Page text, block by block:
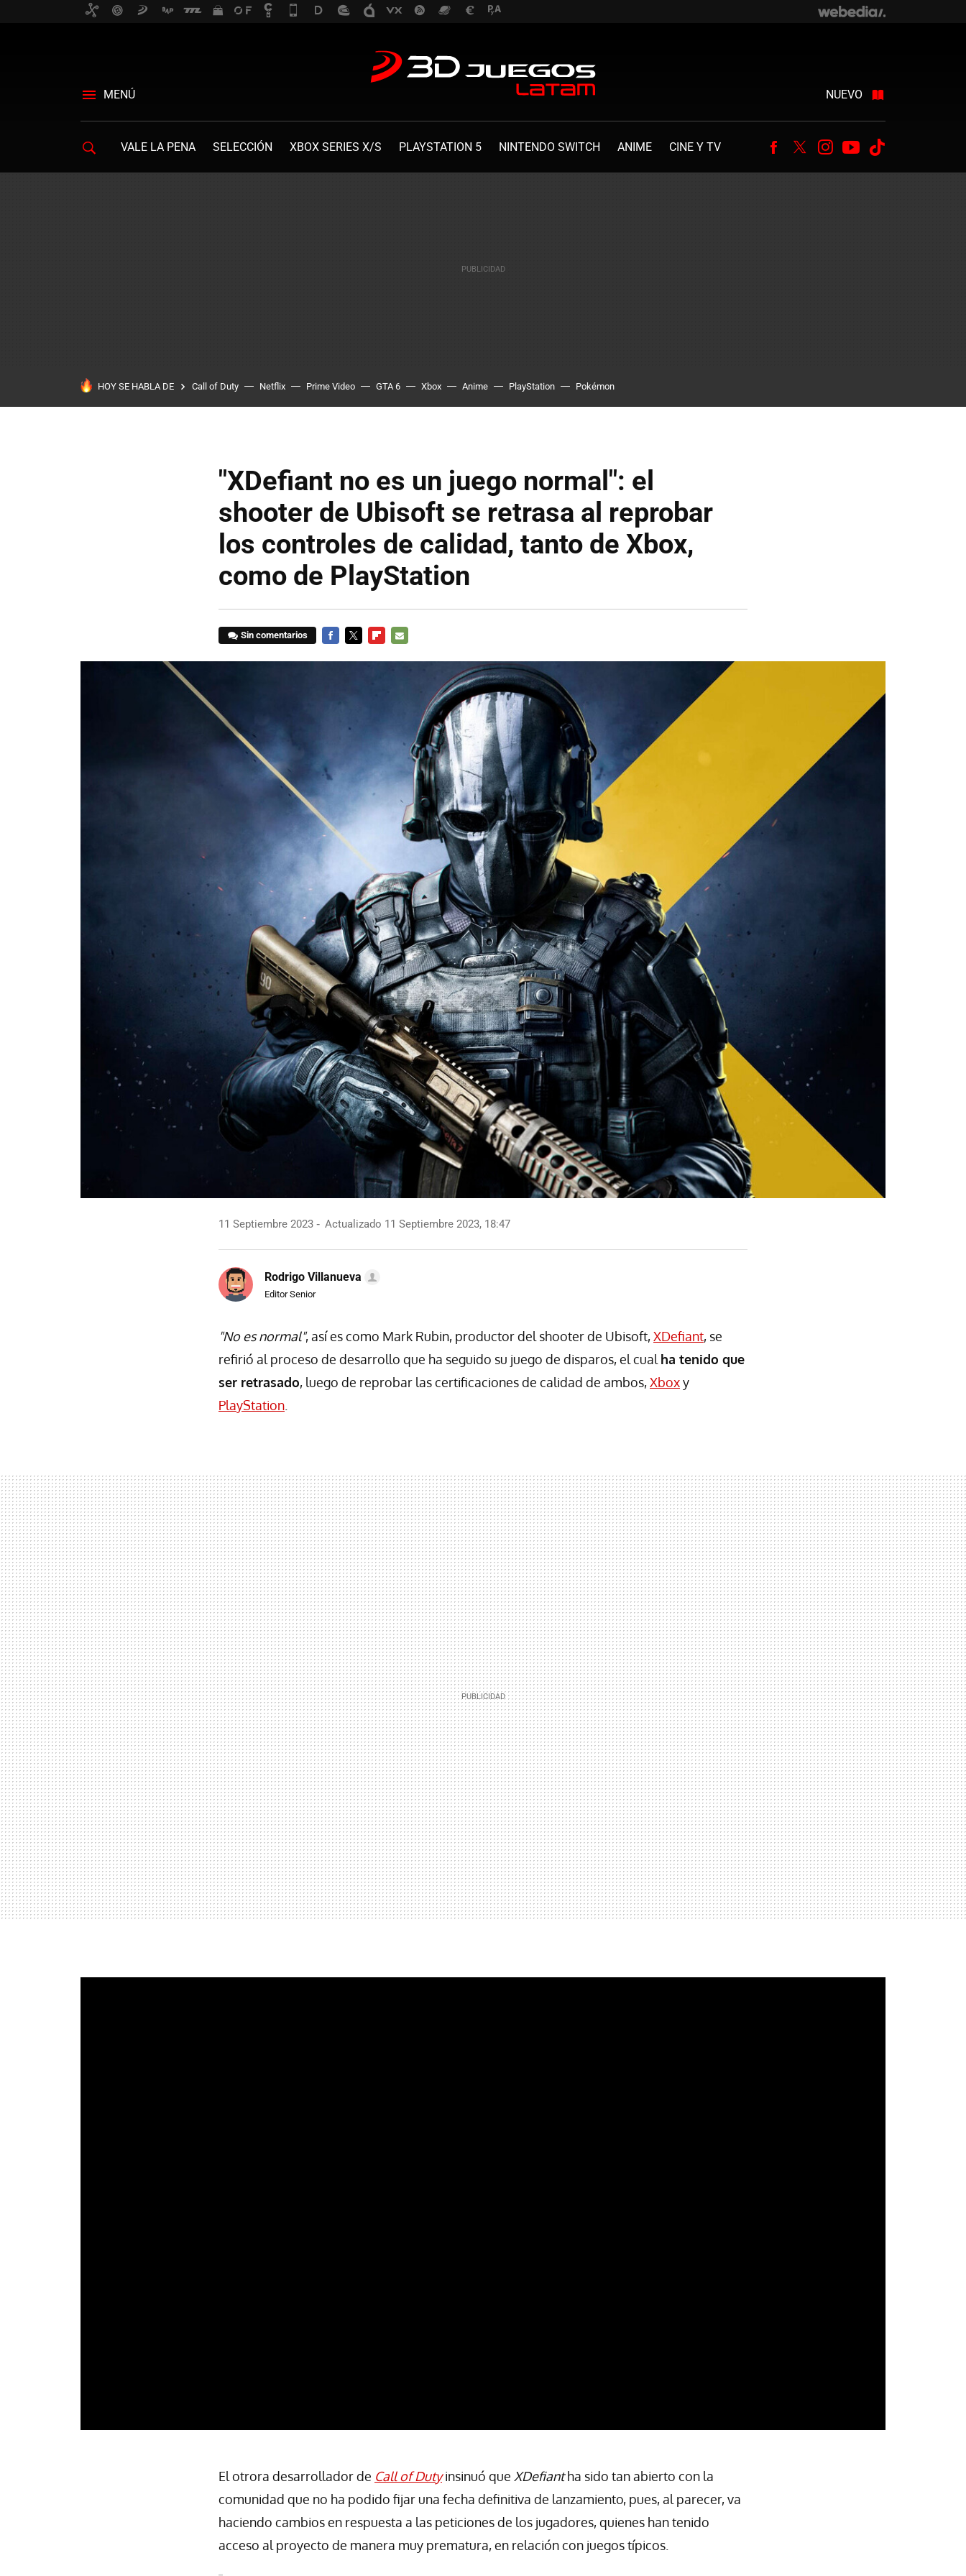
MENÚ NUEVO
VALE LA PENA SELECCIÓN XBOX SERIES X/S PLAYSTATION 5 NINTENDO SWITCH ANIME CINE Y TV Facebook
TwitterInstagram
Youtube
HOY SE HABLA DE Call of Duty Netflix Prime Video GTA 6 Xbox Anime PlayStation Pokémon
"XDefiant no es un juego normal": el
shooter de Ubisoft se retrasa al reprobar
los controles de calidad, tanto de Xbox,
como de PlayStation
Sin comentarios
11 Septiembre 2023 Actualizado 11 Septiembre 2023, 18:47
Rodrigo Villanueva
Editor Senior
"No es normal", así es como Mark Rubin, productor del shooter de Ubisoft,XDefiant, se
refirió al proceso de desarrollo que ha seguido su juego de disparos, el cual ha tenido que
ser retrasado, luego de reprobar las certificaciones de calidad de ambos,Xboxy
PlayStation
El otrora desarrollador de Call of Dutyinsinuó que XDefiantha sido tan abierto con la
comunidad que no ha podido fijar una fecha definitiva de lanzamiento, pues, al parecer, va
haciendo cambios en respuesta a las peticiones de los jugadores, quienes han tenido
acceso al proyecto de manera muy prematura, en relación con juegos típicos.